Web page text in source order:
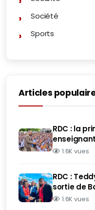
Société
Sports
Articles
RDC : la
1.6K vues
RDC :
sortie de
1.6K vues